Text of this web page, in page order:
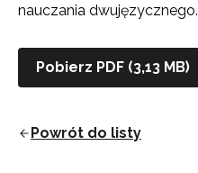
nauczania dwujęzycznego.
Pobierz PDF (3,13 MB)
Powrót do listy